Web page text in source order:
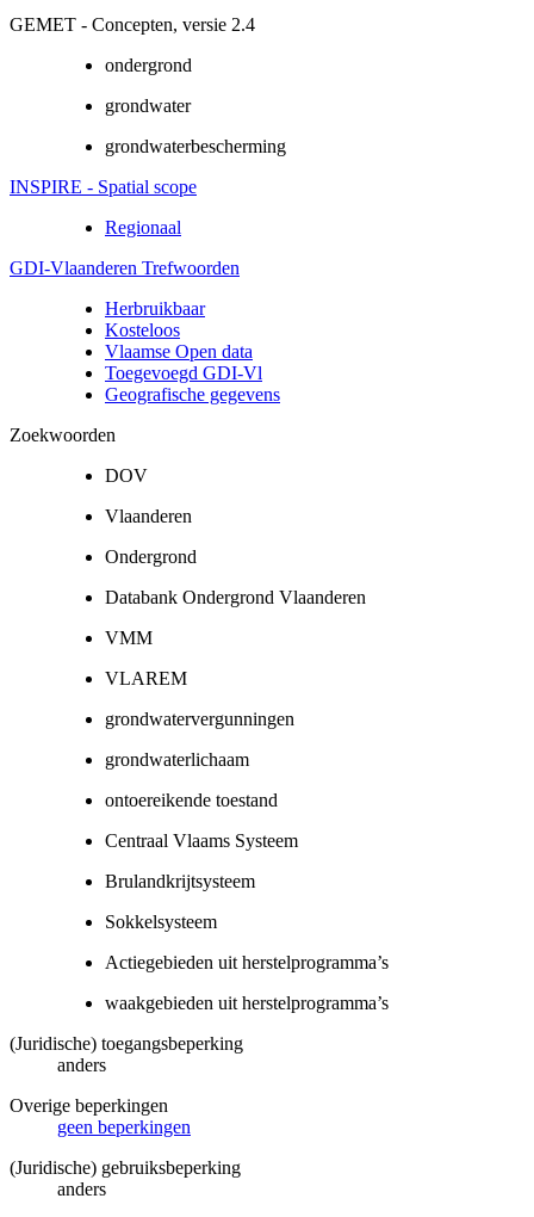
GEMET - Concepten, versie 2.4
ondergrond
grondwater
grondwaterbescherming
INSPIRE - Spatial scope
Regionaal
GDI-Vlaanderen Trefwoorden
Herbruikbaar
Kosteloos
Vlaamse Open data
Toegevoegd GDI-Vl
Geografische gegevens
Zoekwoorden
DOV
Vlaanderen
Ondergrond
Databank Ondergrond Vlaanderen
VMM
VLAREM
grondwatervergunningen
grondwaterlichaam
ontoereikende toestand
Centraal Vlaams Systeem
Brulandkrijtsysteem
Sokkelsysteem
Actiegebieden uit herstelprogramma’s
waakgebieden uit herstelprogramma’s
(Juridische) toegangsbeperking
anders
Overige beperkingen
geen beperkingen
(Juridische) gebruiksbeperking
anders